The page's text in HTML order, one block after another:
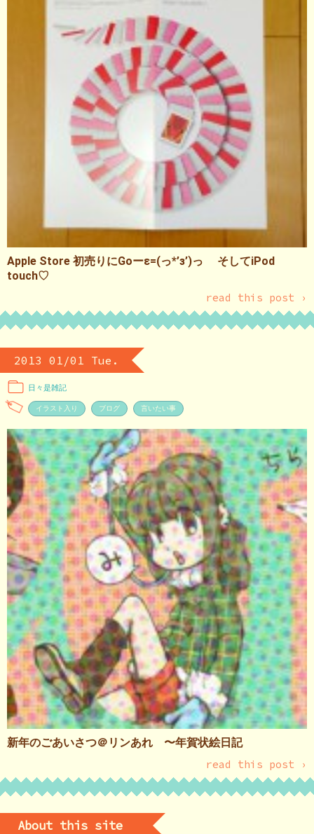
Apple Store 初売りにGoーε=(っ*’з’)っ そしてiPod
touch♡
read this post ›
2013 01/01 Tue.
日々是雑記
イラスト入り ブログ 言いたい事
新年のごあいさつ＠リンあれ 〜年賀状絵日記
read this post ›
About this site